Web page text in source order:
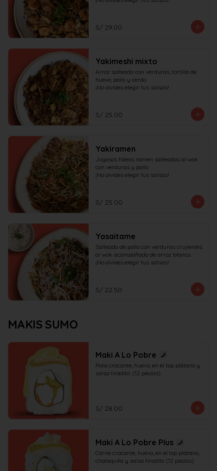
S/ 29.00
Yakimeshi mixto
Arroz salteado con verduras, tortilla de
huevo, pollo y cerdo.
¡No olvides elegir tus salsas!
S/ 25.00
Yakiramen
Jugosos fideos ramen salteados al wok
con verduras y pollo.
¡No olvides elegir tus salsas!
S/ 25.00
Yasaitame
Salteado de pollo con verduras crujientes
al wok acompañado de arroz blanco.
¡No olvides elegir tus salsas!
S/ 22.50
MAKIS SUMO
Maki A Lo Pobre
Pollo crocante, huevo, en el top plátano y
salsa tiradito. (12 piezas)
S/ 28.00
Maki A Lo Pobre Plus
Carne crocante, huevo, en el top plátano,
chalaquita y salsa tiradito (12 piezas)